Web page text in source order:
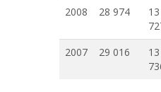
2008
28 974
13
2007
29 016
13